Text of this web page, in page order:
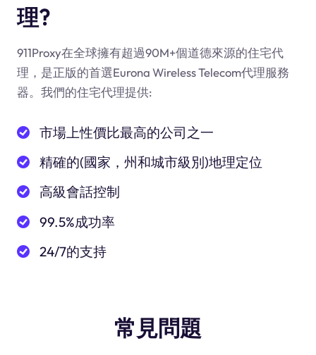
理?
911Proxy在全球擁有超過90M+個道德來源的住宅代
理，是正版的首選Eurona Wireless Telecom代理服務
器。我們的住宅代理提供:
市場上性價比最高的公司之一
精確的(國家，州和城市級別)地理定位
高級會話控制
99.5%成功率
24/7的支持
常見問題